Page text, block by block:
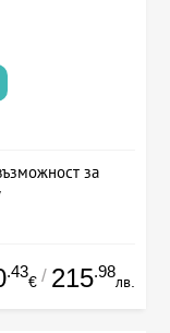
за
.43
€ / 215.98
лв.